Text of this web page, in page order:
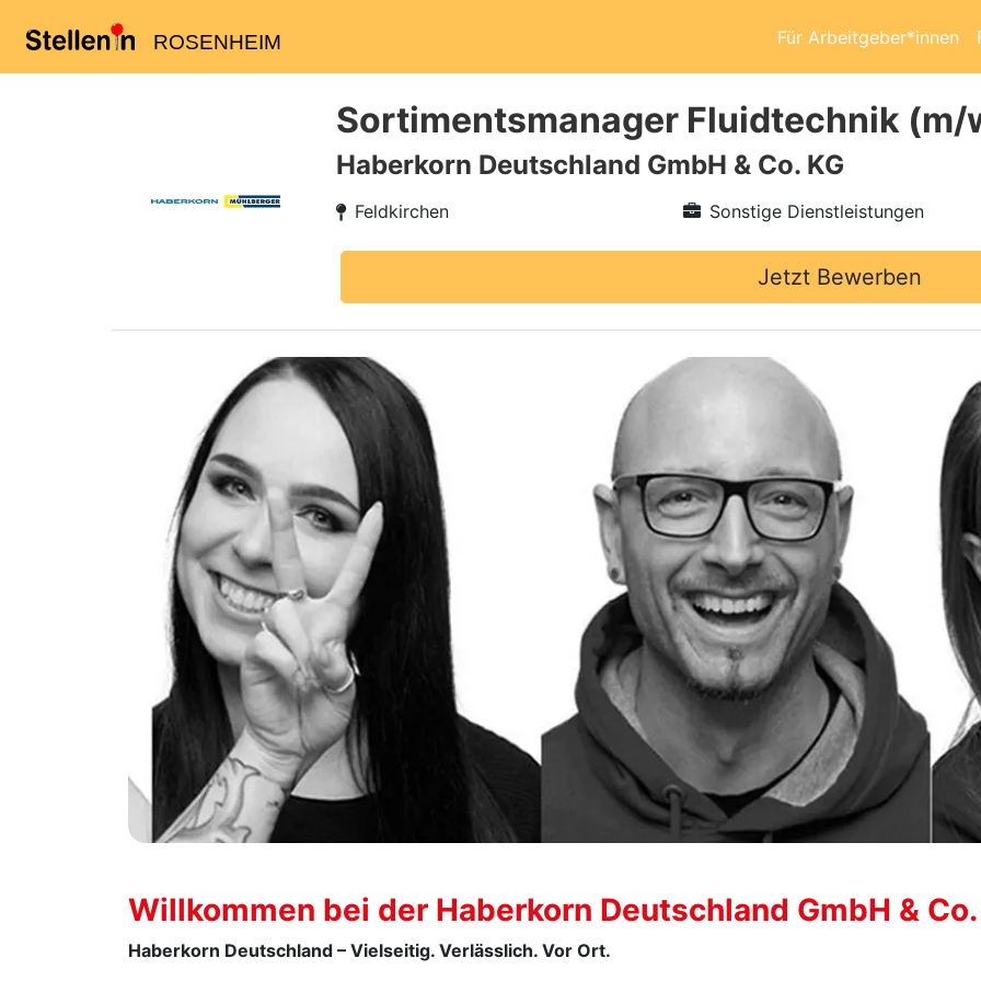
ROSENHEIM Für Arbeitgeber*innen
Sortimentsmanager Fluidtechnik (m/
Haberkorn Deutschland GmbH & Co. KG
Feldkirchen Sonstige Dienstleistungen
Jetzt Bewerben
Willkommen bei der Haberkorn Deutschland GmbH & Co.
Haberkorn Deutschland – Vielseitig. Verlässlich. Vor Ort.